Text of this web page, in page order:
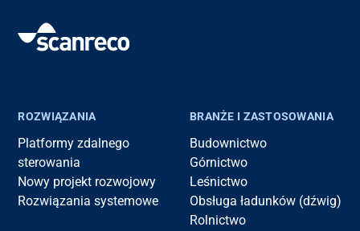
ROZWIĄZANIA
Platformy zdalnego
sterowania
Nowy projekt rozwojowy
Rozwiązania systemowe
BRANŻE I ZASTOSOWANIA
Budownictwo
Górnictwo
Leśnictwo
Obsługa ładunków (dźwig)
Rolnictwo